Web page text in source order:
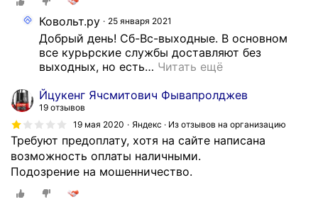
о
Ковольт.ру 25 января 2021
Добрый день! Сб-Вс-выходные. В основном
все курьрские службы доставляют без
выходных, но есть… Читать ещё
Йцукенг Ячсмитович Фывапролджев
19 отзывов
19 мая 2020
Яндекс · Из отзывов на организацию
Требуют предоплату, хотя на сайте написана
возможность оплаты наличными.
Подозрение на мошенничество.